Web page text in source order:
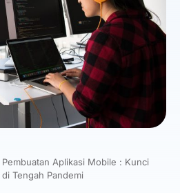
Pembuatan Aplikasi Mobile : Kunci
Tengah Pandemi